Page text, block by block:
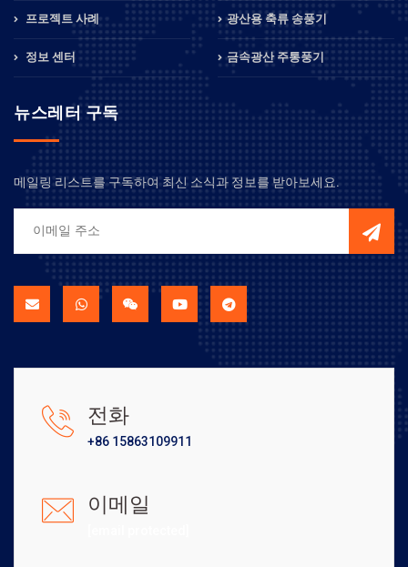
프로젝트 사례
정보 센터
광산용 축류 송풍기
금속광산 주통풍기
뉴스레터 구독
메일링 리스트를 구독하여 최신 소식과 정보를 받아보세요.
전화
+86 15863109911
이메일